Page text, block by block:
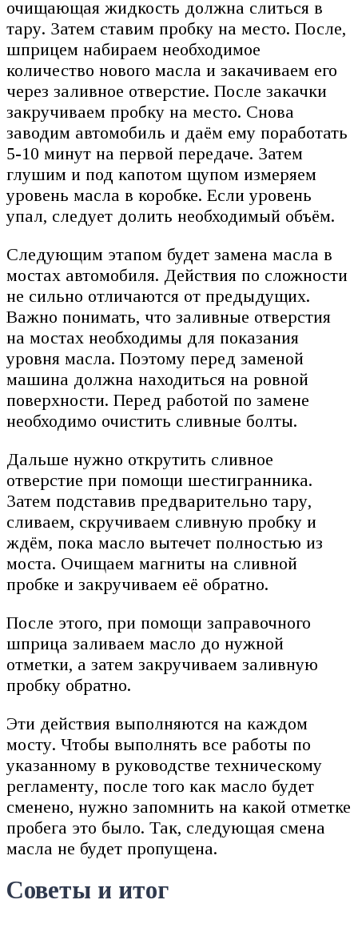
очищающая жидкость должна слиться в
тару. Затем ставим пробку на место. После,
шприцем набираем необходимое
количество нового масла и закачиваем его
через заливное отверстие. После закачки
закручиваем пробку на место. Снова
заводим автомобиль и даём ему поработать
5-10 минут на первой передаче. Затем
глушим и под капотом щупом измеряем
уровень масла в коробке. Если уровень
упал, следует долить необходимый объём.
Следующим этапом будет замена масла в
мостах автомобиля. Действия по сложности
не сильно отличаются от предыдущих.
Важно понимать, что заливные отверстия
на мостах необходимы для показания
уровня масла. Поэтому перед заменой
машина должна находиться на ровной
поверхности. Перед работой по замене
необходимо очистить сливные болты.
Дальше нужно открутить сливное
отверстие при помощи шестигранника.
Затем подставив предварительно тару,
сливаем, скручиваем сливную пробку и
ждём, пока масло вытечет полностью из
моста. Очищаем магниты на сливной
пробке и закручиваем её обратно.
После этого, при помощи заправочного
шприца заливаем масло до нужной
отметки, а затем закручиваем заливную
пробку обратно.
Эти действия выполняются на каждом
мосту. Чтобы выполнять все работы по
указанному в руководстве техническому
регламенту, после того как масло будет
сменено, нужно запомнить на какой отметке
пробега это было. Так, следующая смена
масла не будет пропущена.
Советы и итог